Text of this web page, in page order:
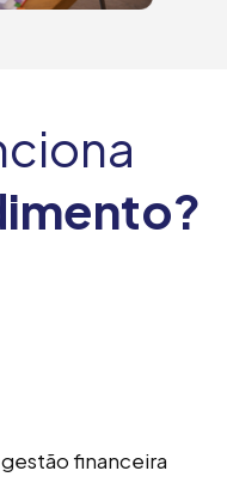
financeira